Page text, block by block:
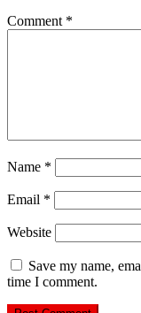
Comment *
Name *
Email *
Website
Save my name,
time I comment.